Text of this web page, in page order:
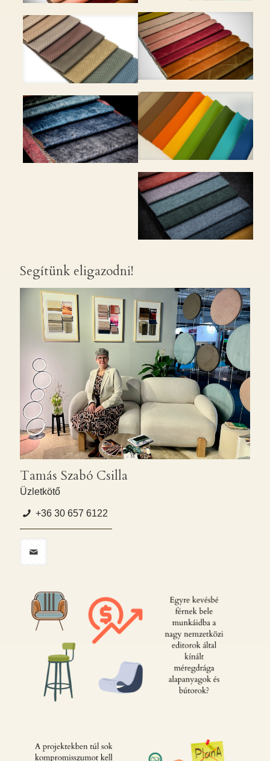
RAINBOW – 17 szín – 6 750
Ft
SALVADOR – 19 szín – 6
950 Ft
SALVADOR CARO – 19
szín – 7 950 Ft
SATURN – 14 szín – 9 250
Ft
SIERRA – 26 szín – 7 900 Ft
Segítünk eligazodni!
Tamás Szabó Csilla
Üzletkötő
+36 30 657 6122